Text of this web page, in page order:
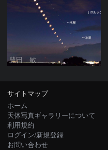
豊田 敏
サイトマップ
ホーム
天体写真ギャラリーについて
利用規約
ログイン/新規登録
お問い合わせ